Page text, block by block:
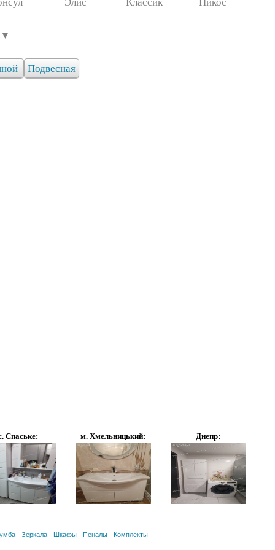
Подвесная
Спаське: м. Хмельницький: Днепр:
-Зеркала - Шкафы - Пеналы - Комплекты